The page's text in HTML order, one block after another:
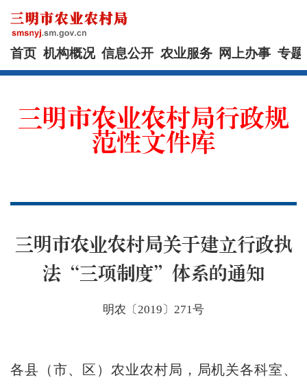
首页 机构概况 信息公开 农业服务 网上办事 专题
三明市农业农村局行政规
范性文件库
三明市农业农村局关于建立行政执
法“三项制度”体系的通知
明农〔2019〕271号
各县（市、区）农业农村局，局机关各科室、